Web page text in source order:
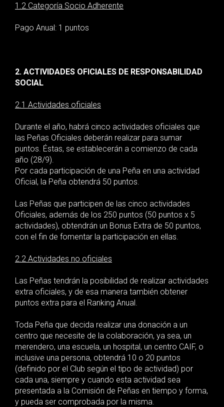
1.2 Categoría Socio Adherente
Pago Anual: 1 puntos
2. ACTIVIDADES OFICIALES DE RESPONSABILIDAD
SOCIAL
2.1 Actividades oficiales
Durante el año, habrá cinco actividades oficiales que
las Peñas Oficiales deberán realizar para sumar
puntos. Éstas, se establecerán a comienzo de cada
año (28/9).
Por cada participación de una Peña en una actividad
Oficial, la Peña obtendrá 50 puntos.
Las Peñas que participen de las cinco actividades
Oficiales, además de los 250 puntos (50 puntos x 5
actividades), obtendrán un Bonus Extra de 50 puntos,
con el fin de fomentar la participación en ellas.
2.2 Actividades no oficiales
Las Peñas tendrán la posibilidad de realizar actividades
extra oficiales, y de esa manera también obtener
puntos extra para el Ranking Anual.
Toda Peña que decida realizar una donación a un
centro que necesite de la colaboración, ya sea, un
merendero, una escuela, un hospital, un centro CAIF, o
inclusive una persona, obtendrá 10 o 20 puntos
(definido por el Club según el tipo de actividad) por
cada una, siempre y cuando esta actividad sea
presentada a la Comisión de Peñas en tiempo y forma,
y pueda ser comprobada por la misma.